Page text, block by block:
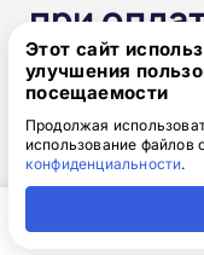
при
Одним платежом
от 15 850 ₽ 17
Частями без
Этот сайт
улучшения
посещаемости
Продолжая
использование файлов
конфиденциальности.